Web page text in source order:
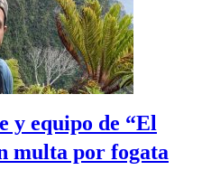
y equipo de “El
multa por fogata